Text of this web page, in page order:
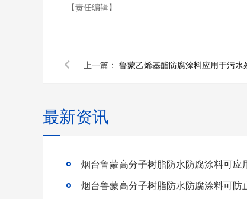
【责任编辑】
上一篇：
最新资讯
烟台鲁蒙高分子树脂防水防腐涂料可应
烟台鲁蒙高分子树脂防水防腐涂料可防